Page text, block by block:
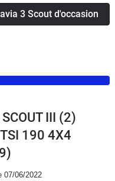
3 Scout d'occasion
III (2)
190 4X4
07/06/2022